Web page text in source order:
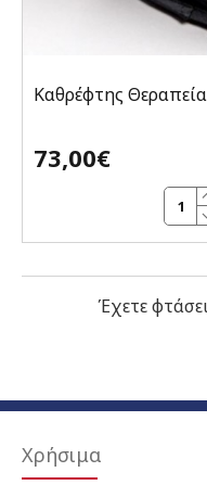
Καθρέφτης
73,00€
Έχετε
Χρήσιμα